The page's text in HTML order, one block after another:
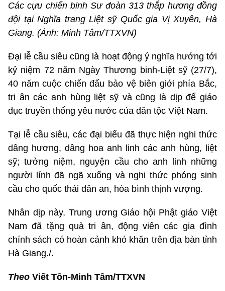
Các cựu chiến binh Sư đoàn 313 thắp hương đồng
đội tại Nghĩa trang Liệt sỹ Quốc gia Vị Xuyên, Hà
Giang. (Ảnh: Minh Tâm/TTXVN)
Đại lễ cầu siêu cũng là hoạt động ý nghĩa hướng tới
kỷ niệm 72 năm Ngày Thương binh-Liệt sỹ (27/7),
40 năm cuộc chiến đấu bảo vệ biên giới phía Bắc,
tri ân các anh hùng liệt sỹ và cũng là dịp để giáo
dục truyền thống yêu nước của dân tộc Việt Nam.
Tại lễ cầu siêu, các đại biểu đã thực hiện nghi thức
dâng hương, dâng hoa anh linh các anh hùng, liệt
sỹ; tưởng niệm, nguyện cầu cho anh linh những
người lính đã ngã xuống và nghi thức phóng sinh
cầu cho quốc thái dân an, hòa bình thịnh vượng.
Nhân dịp này, Trung ương Giáo hội Phật giáo Việt
Nam đã tặng quà tri ân, động viên các gia đình
chính sách có hoàn cảnh khó khăn trên địa bàn tỉnh
Hà Giang./.
Theo Viết Tôn-Minh Tâm/TTXVN